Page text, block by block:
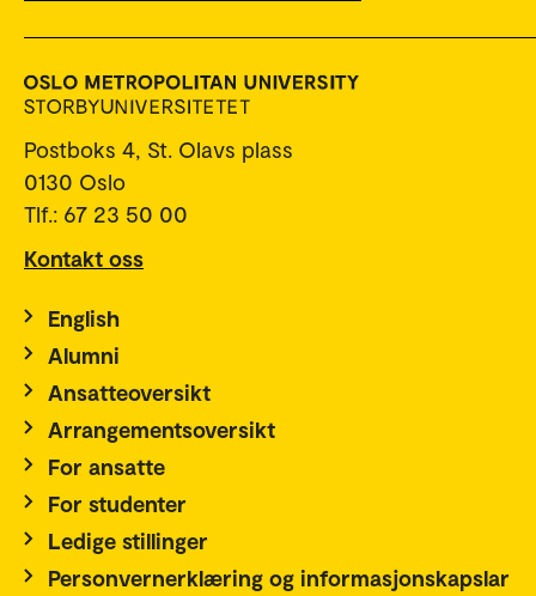
Postboks 4, St. Olavs plass
0130 Oslo
Tlf.: 67 23 50 00
Kontakt oss
English
Alumni
Ansatteoversikt
Arrangementsoversikt
For ansatte
For studenter
Ledige stillinger
Personvernerklæring og informasjonskapslar